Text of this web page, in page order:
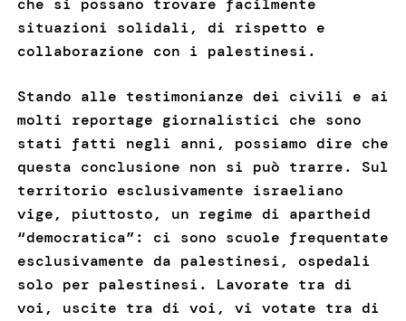
che si possano trovare facilmente
situazioni solidali, di rispetto e
collaborazione con i palestinesi.
Stando alle testimonianze dei civili e ai
molti reportage giornalistici che sono
stati fatti negli anni, possiamo dire che
questa conclusione non si può trarre. Sul
territorio esclusivamente israeliano
vige, piuttosto, un regime di apartheid
“democratica”: ci sono scuole frequentate
esclusivamente da palestinesi, ospedali
solo per palestinesi. Lavorate tra di
voi, uscite tra di voi, vi votate tra di